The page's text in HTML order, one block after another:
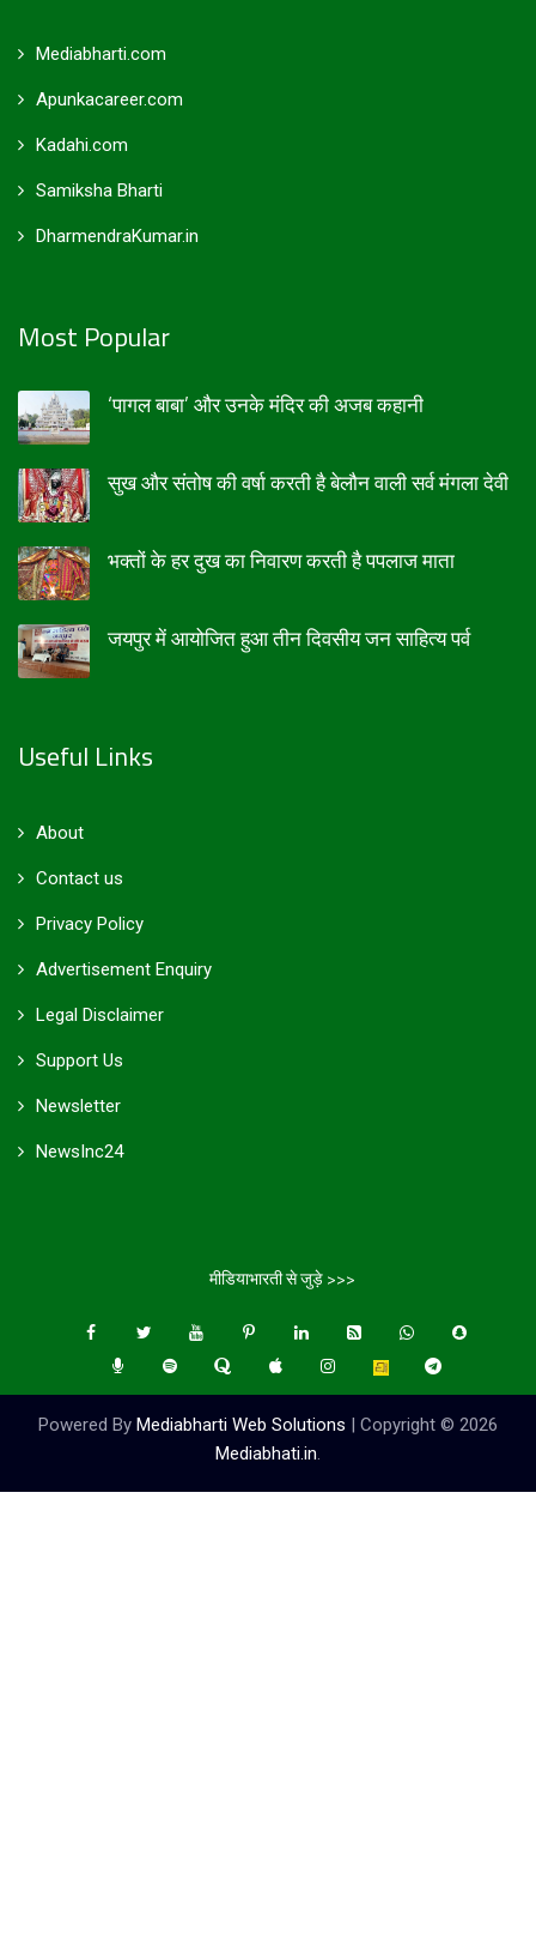
Mediabharti.com
Apunkacareer.com
Kadahi.com
Samiksha Bharti
DharmendraKumar.in
Most Popular
‘पागल बाबा’ और उनके मंदिर की अजब कहानी
सुख और संतोष की वर्षा करती है बेलौन वाली सर्व मंगला देवी
भक्तों के हर दुख का निवारण करती है पपलाज माता
जयपुर में आयोजित हुआ तीन दिवसीय जन साहित्य पर्व
Useful Links
About
Contact us
Privacy Policy
Advertisement Enquiry
Legal Disclaimer
Support Us
Newsletter
NewsInc24
मीडियाभारती से जुड़े >>>
Powered By Mediabharti Web Solutions | Copyright © 2026
Mediabhati.in.